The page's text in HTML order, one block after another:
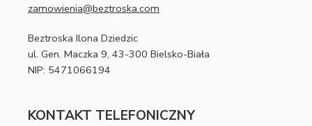
zamowienia@beztroska.com
Beztroska Ilona Dziedzic
ul. Gen. Maczka 9, 43-300 Bielsko-Biała
NIP: 5471066194
KONTAKT TELEFONICZNY